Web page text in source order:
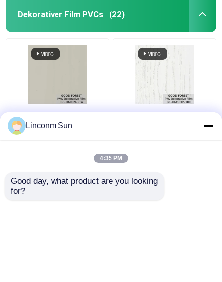
Dekorativer Film PVCs (22)
Dekoratives Film-Korn
Perlen-Blase PVCs für
Baumaterialien
Art dekoratives der
Linconm Sun
4:35 PM
Good day, what product are you looking
for?